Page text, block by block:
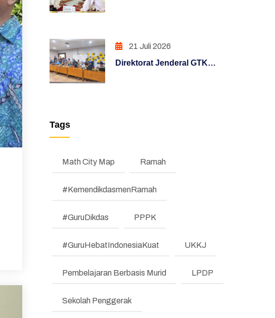
PENGUATAN SISTEM
(REFORM)
PENGUATAN SISTEM
PENGAWASAN (REFORM)
Pengumuman
Regulasi
Dunia21 Juli 2026
Direktorat Jenderal GTK
Tags
Math City Map Ramah
#KemendikdasmenRamah
#GuruDikdas PPPK
#GuruHebatIndonesiaKuat UKKJ
Pembelajaran Berbasis Murid LPDP
Sekolah Penggerak